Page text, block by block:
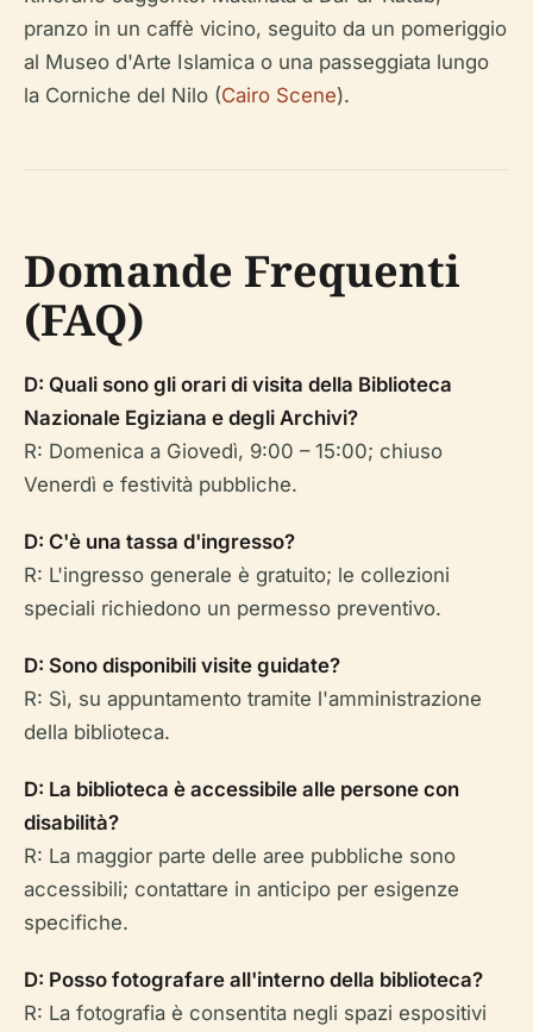
pranzo in un caffè vicino, seguito da un pomeriggio
al Museo d'Arte Islamica o una passeggiata lungo
la Corniche del Nilo (Cairo Scene).
Domande Frequenti
(FAQ)
D: Quali sono gli orari di visita della Biblioteca
Nazionale Egiziana e degli Archivi?
R: Domenica a Giovedì, 9:00 – 15:00; chiuso
Venerdì e festività pubbliche.
D: C'è una tassa d'ingresso?
R: L'ingresso generale è gratuito; le collezioni
speciali richiedono un permesso preventivo.
D: Sono disponibili visite guidate?
R: Sì, su appuntamento tramite l'amministrazione
della biblioteca.
D: La biblioteca è accessibile alle persone con
disabilità?
R: La maggior parte delle aree pubbliche sono
accessibili; contattare in anticipo per esigenze
specifiche.
D: Posso fotografare all'interno della biblioteca?
R: La fotografia è consentita negli spazi espositivi